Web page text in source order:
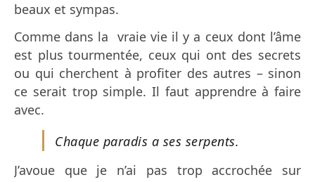
beaux et sympas.
Comme dans la vraie vie il y a ceux dont l’âme
est plus tourmentée, ceux qui ont des secrets
ou qui cherchent à profiter des autres – sinon
ce serait trop simple. Il faut apprendre à faire
avec.
Chaque paradis a ses serpents.
J’avoue que je n’ai pas trop accrochée sur